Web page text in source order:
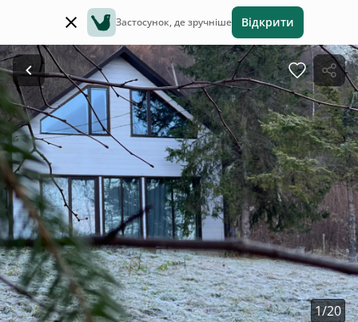
Застосунок, де зручніше Відкрити
1/20